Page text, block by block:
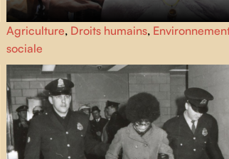
Un portrait choral à 16 voix desSoulèvements de
révèlent la composition inédite des forces
déployées pour résister à la catastrophe
cours.
Agriculture, Droits humains,
sociale